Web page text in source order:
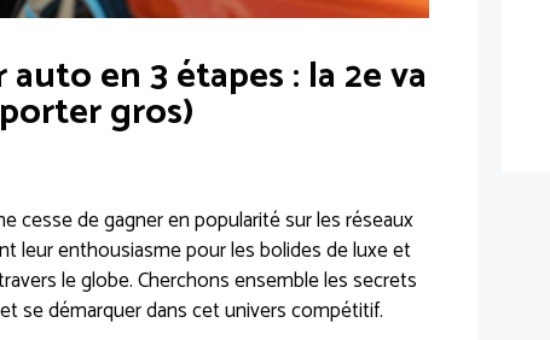
en 3 étapes : la 2e va
gros)
cesse de gagner en popularité sur les réseaux
leur enthousiasme pour les bolides de luxe et
le globe. Cherchons ensemble les secrets
se démarquer dans cet univers compétitif.